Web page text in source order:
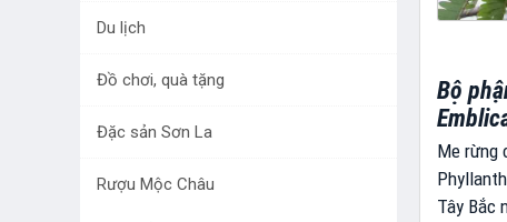
Du lịch
Đồ chơi, quà tặng
Đặc sản Sơn La
Rượu Mộc Châu
Bộ
Me rừng
Tây Bắc
LÀM ĐẸP
THỜI TRANG
DU LỊCH
ĐỒ CHƠI, QUÀ TẶNG